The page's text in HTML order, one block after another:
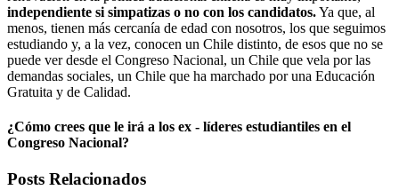
independiente si simpatizas o no con los candidatos.Ya que, al
menos, tienen más cercanía de edad con nosotros, los que seguimos
estudiando y, a la vez, conocen un Chile distinto, de esos que no se
puede ver desde el Congreso Nacional, un Chile que vela por las
demandas sociales, un Chile que ha marchado por una Educación
Gratuita y de Calidad.
¿Cómo crees que le irá a los ex - líderes estudiantiles en el
Congreso Nacional?
Posts Relacionados